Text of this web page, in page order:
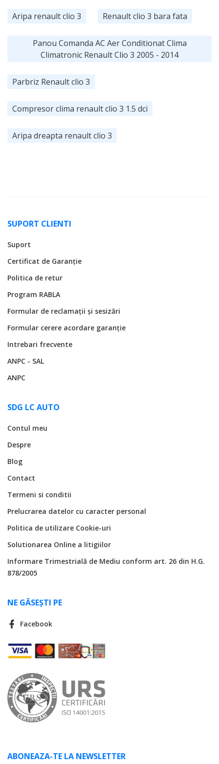
Aripa renault clio 3 Renault clio 3 bara fata
Panou Comanda AC Aer Conditionat Clima
Climatronic Renault Clio 3 2005 - 2014
Parbriz Renault clio 3
Compresor clima renault clio 3 1.5 dci
Aripa dreapta renault clio 3
SUPORT CLIENTI
Suport
Certificat de Garanție
Politica de retur
Program RABLA
Formular de reclamații și sesizări
Formular cerere acordare garanție
Intrebari frecvente
ANPC - SAL
ANPC
SDG LC AUTO
Contul meu
Despre
Blog
Contact
Termeni si conditii
Prelucrarea datelor cu caracter personal
Politica de utilizare Cookie-uri
Solutionarea Online a litigiilor
Informare Trimestrială de Mediu conform art. 26 din H.G.
878/2005
NE GĂSEȘTI PE
Facebook
ABONEAZA-TE LA NEWSLETTER